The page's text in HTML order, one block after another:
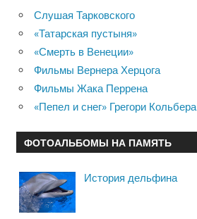
Слушая Тарковского
«Татарская пустыня»
«Смерть в Венеции»
Фильмы Вернера Херцога
Фильмы Жака Перрена
«Пепел и снег» Грегори Кольбера
ФОТОАЛЬБОМЫ НА ПАМЯТЬ
История дельфина